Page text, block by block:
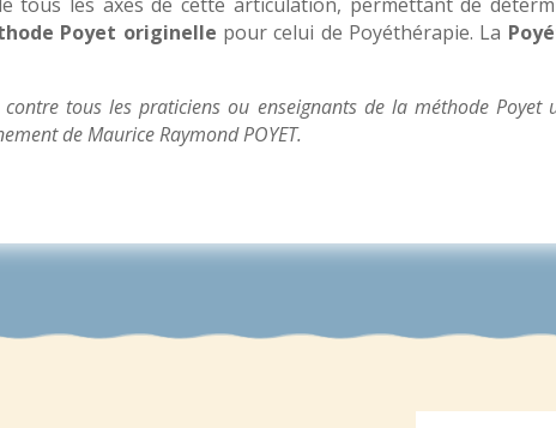
Poyet originelle pour celui de Poyéthérapie. La
tous les praticiens ou enseignants de la méthode Poyet
de Maurice Raymond POYET.